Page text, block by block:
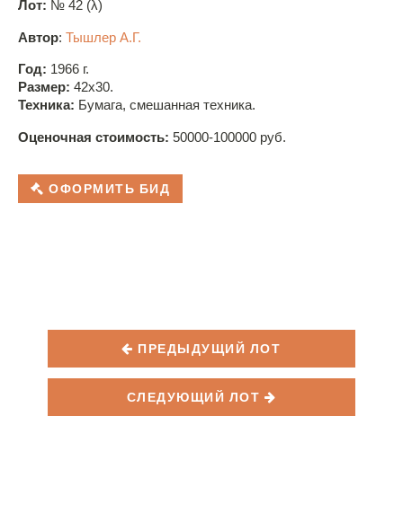
Лот: № 42 (λ)
Автор: Тышлер А.Г.
Год: 1966 г.
Размер: 42x30.
Техника: Бумага, смешанная техника.
Оценочная стоимость: 50000-100000 руб.
ОФОРМИТЬ БИД
ПРЕДЫДУЩИЙ ЛОТ
СЛЕДУЮЩИЙ ЛОТ